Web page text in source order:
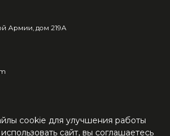
Армии, дом 219А
cookie для улучшения работы
сайт, вы соглашаетесь